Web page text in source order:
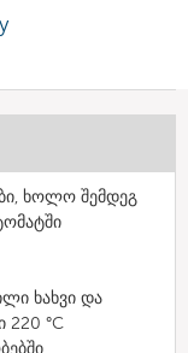
ხოლო შემდეგ
ხახვი და
220 °C